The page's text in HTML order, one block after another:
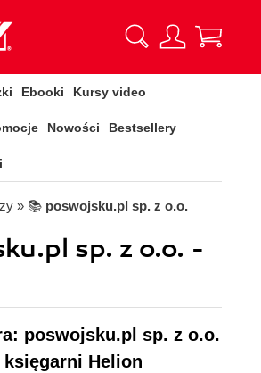
Ebooki Kursy video
Nowości Bestsellery
» 📚 poswojsku.pl sp. z o.o.
sp. z o.o. -
poswojsku.pl sp. z o.o.
Helion